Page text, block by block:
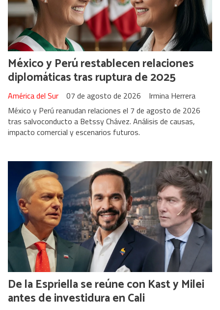
México y Perú restablecen relaciones
diplomáticas tras ruptura de 2025
Irmina Herrera
América del Sur
07 de agosto de 2026
México y Perú reanudan relaciones el 7 de agosto de 2026
tras salvoconducto a Betssy Chávez. Análisis de causas,
impacto comercial y escenarios futuros.
De la Espriella se reúne con Kast y Milei
antes de investidura en Cali